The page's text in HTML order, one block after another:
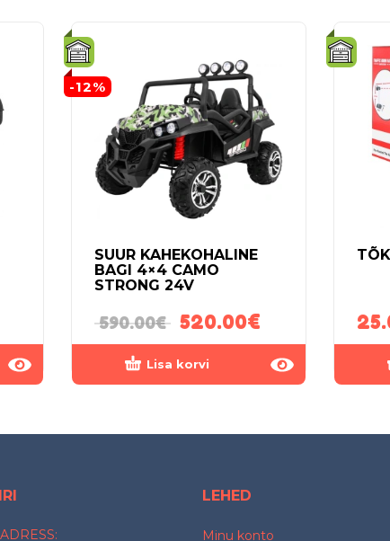
-12%
SUUR KAHEKOHALINE
BAGI 4×4 CAMO
STRONG 24V
590.00€ 520.00€
Lisa korvi
LEHED
Minu konto